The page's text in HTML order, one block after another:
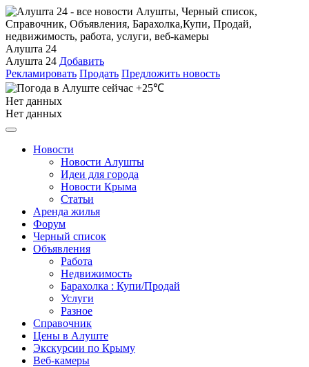
Алушта 24
Алушта 24 Добавить
Рекламировать Продать Предложить новость
+25℃
Нет данных
Нет данных
Новости
Новости Алушты
Идеи для города
Новости Крыма
Статьи
Аренда жилья
Форум
Черный список
Объявления
Работа
Недвижимость
Барахолка : Купи/Продай
Услуги
Разное
Справочник
Цены в Алуште
Экскурсии по Крыму
Веб-камеры